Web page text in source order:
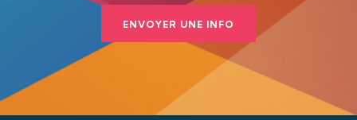
ENVOYER UNE INFO